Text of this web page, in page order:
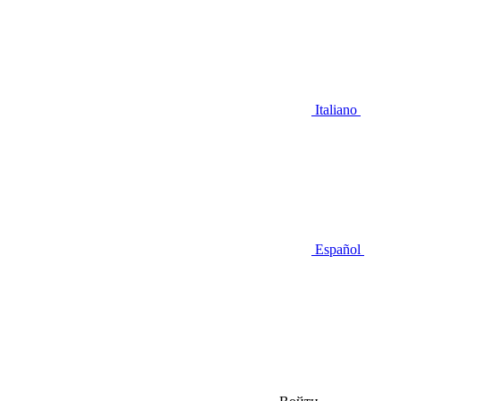
Italiano
Español